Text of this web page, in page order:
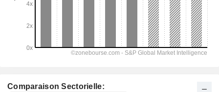
Comparaison Sectorielle: